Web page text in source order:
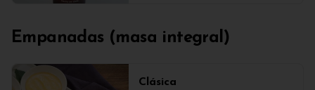
Empanadas (masa integral)
Clásica